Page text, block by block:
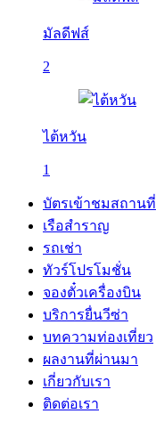
มัลดีฟส์
2
ไต้หวัน
1
บัตรเข้าชมสถานที่
เรือสำราญ
รถเช่า
ทัวร์โปรโมชั่น
จองตั๋วเครื่องบิน
บริการยื่นวีซ่า
บทความท่องเที่ยว
ผลงานที่ผ่านมา
เกี่ยวกับเรา
ติดต่อเรา